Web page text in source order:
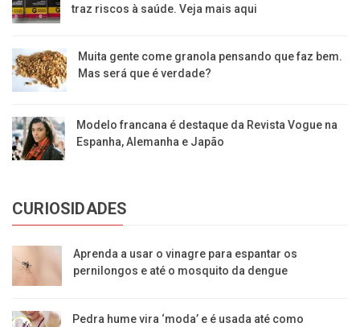
traz riscos à saúde. Veja mais aqui
Muita gente come granola pensando que faz bem.
Mas será que é verdade?
Modelo francana é destaque da Revista Vogue na
Espanha, Alemanha e Japão
CURIOSIDADES
Aprenda a usar o vinagre para espantar os
pernilongos e até o mosquito da dengue
Pedra hume vira ‘moda’ e é usada até como